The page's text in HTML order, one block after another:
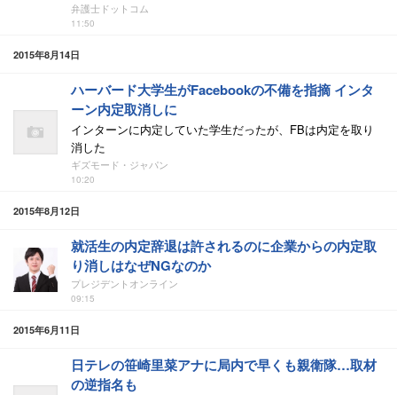
弁護士ドットコム
11:50
2015年8月14日
ハーバード大学生がFacebookの不備を指摘 インタ
ーン内定取消しに
インターンに内定していた学生だったが、FBは内定を取り
消した
ギズモード・ジャパン
10:20
2015年8月12日
就活生の内定辞退は許されるのに企業からの内定取
り消しはなぜNGなのか
プレジデントオンライン
09:15
2015年6月11日
日テレの笹崎里菜アナに局内で早くも親衛隊…取材
の逆指名も